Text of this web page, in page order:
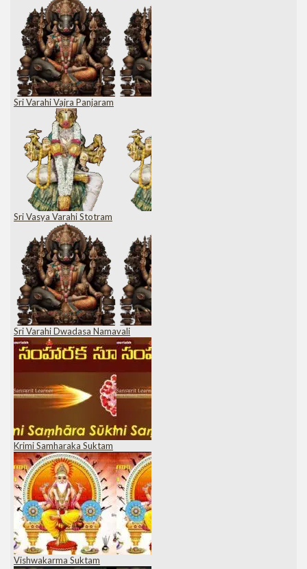
Sri Varahi Vajra Panjaram
Sri Vasya Varahi Stotram
Sri Varahi Dwadasa Namavali
Krimi Samharaka Suktam
Vishwakarma Suktam